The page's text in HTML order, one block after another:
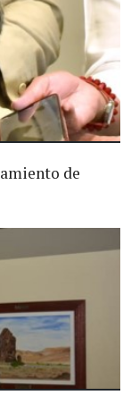
de